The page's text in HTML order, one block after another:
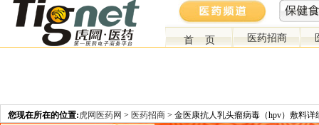
首 页 医药招商
您现在所在的位置:虎网医药网 > 医药招商 > 金医康抗人乳头瘤病毒（hpv）敷料详